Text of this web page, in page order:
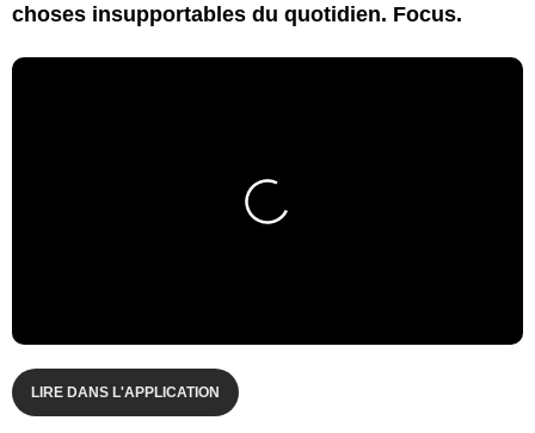
choses insupportables du quotidien. Focus.
LIRE DANS L'APPLICATION